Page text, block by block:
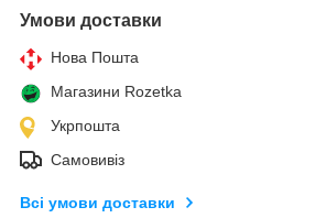
Умови доставки
Нова Пошта
Магазини Rozetka
Укрпошта
Самовивіз
Всі умови доставки